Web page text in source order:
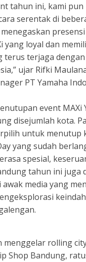
tahun ini, kami
serentak di
yang loyal dan
terus terjaga
ujar Rifki
PT Yamaha
event MAXi
disejumlah kota.
untuk menutup
yang sudah
spesial,
tahun ini juga
media yang
menggelar rolling
Shop Bandung,